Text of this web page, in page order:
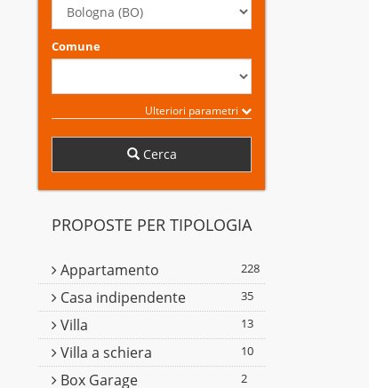
Comune
Ulteriori parametri
Cerca
PROPOSTE PER TIPOLOGIA
Appartamento 228
Casa indipendente 35
Villa 13
Villa a schiera 10
Box Garage 2